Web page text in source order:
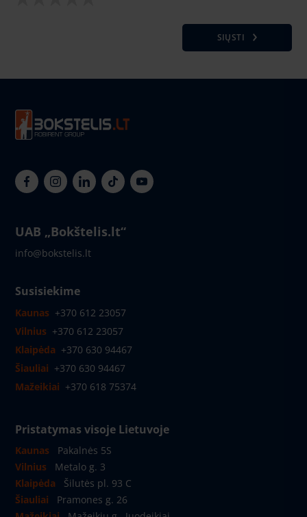
SIŲSTI
UAB „Bokštelis.lt“
info@bokstelis.lt
Susisiekime
Kaunas +370 612 23057
Vilnius +370 612 23057
Klaipėda +370 630 94467
Šiauliai +370 630 94467
Mažeikiai +370 618 75374
Pristatymas visoje Lietuvoje
Kaunas
Pakalnės 5S
Vilnius
Metalo g. 3
Klaipėda
Šilutės pl. 93 C
Šiauliai
Pramones g. 26